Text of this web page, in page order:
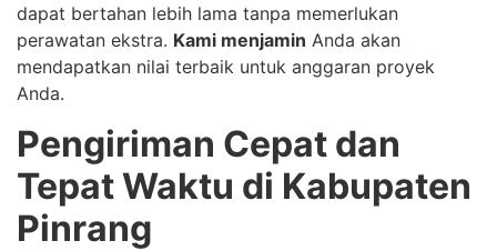
dapat bertahan lebih lama tanpa memerlukan
perawatan ekstra. Kami menjamin Anda akan
mendapatkan nilai terbaik untuk anggaran proyek
Anda.
Pengiriman Cepat dan
Tepat Waktu di Kabupaten
Pinrang